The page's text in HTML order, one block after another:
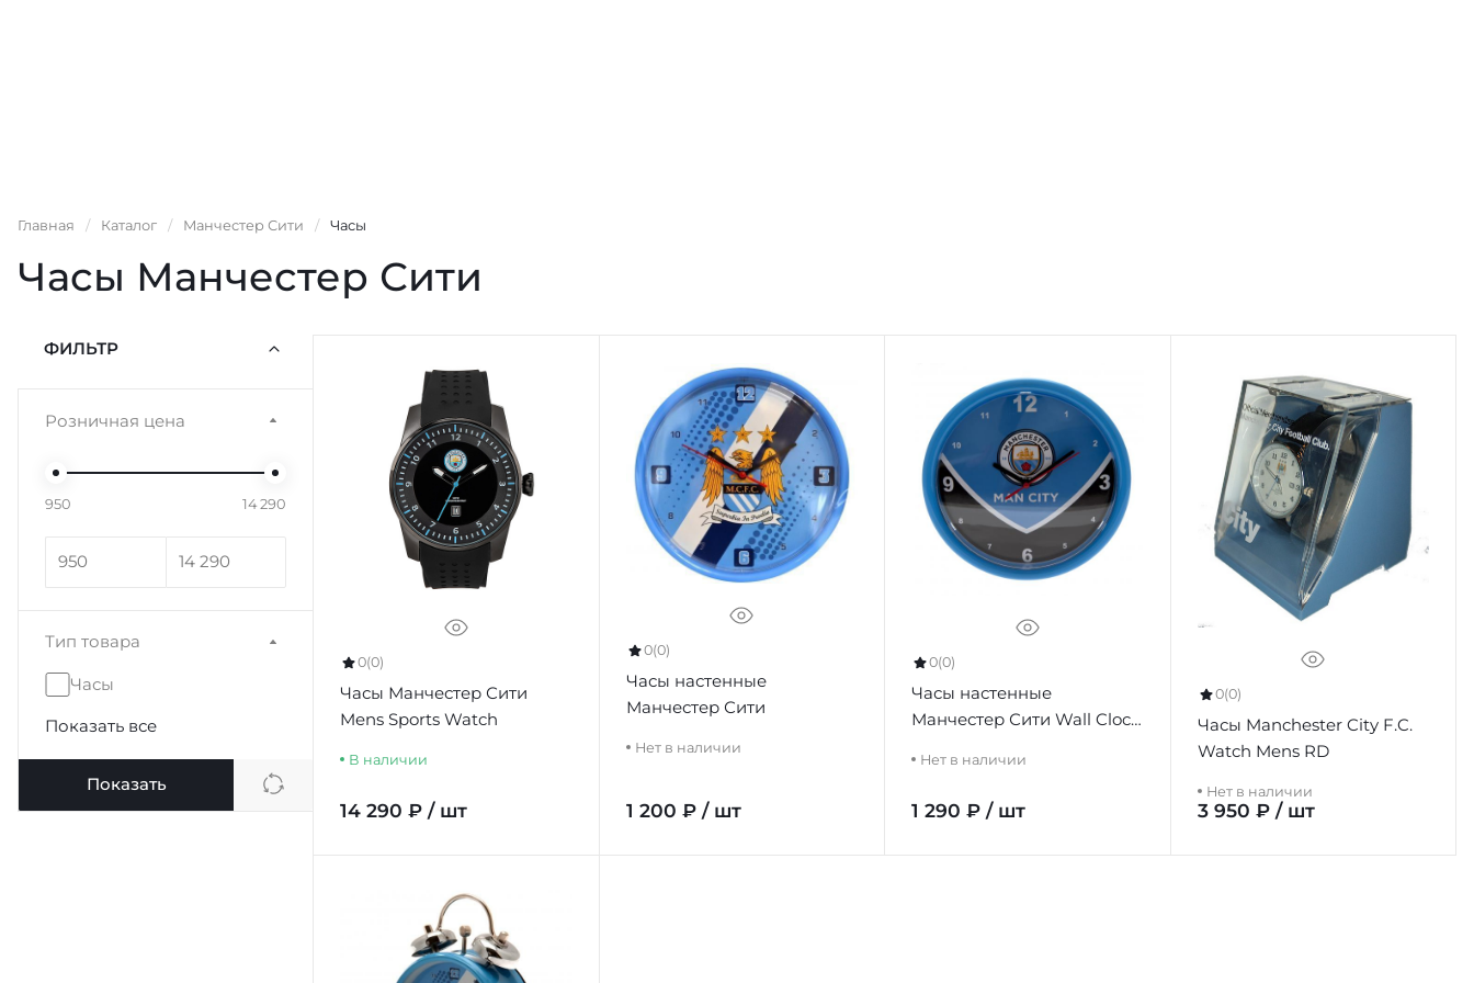
Главная / Каталог / Манчестер Сити / Часы
Часы Манчестер Сити
ФИЛЬТР
Розничная цена
950 14 290
Тип товара
Часы
Показать все
Показать
0(0)
Часы Манчестер Сити
Mens Sports Watch
В наличии
14 290 ₽ / шт
0(0)
Часы настенные
Манчестер Сити
Нет в наличии
1 200 ₽ / шт
0(0)
Часы настенные
Манчестер Сити Wall Clock
Нет в наличии
1 290 ₽ / шт
0(0)
Часы Manchester City F.C.
Watch Mens RD
Нет в наличии
3 950 ₽ / шт